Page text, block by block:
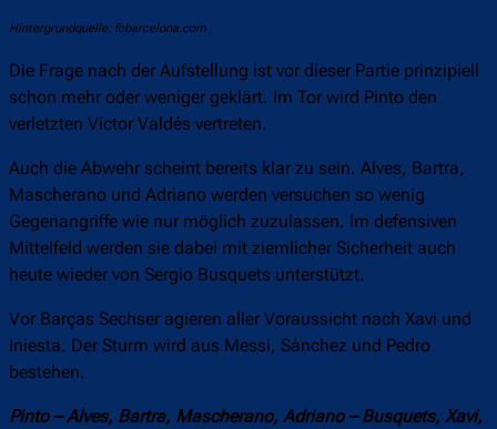
Hintergrundquelle: fcbarcelona.com
Die Frage nach der Aufstellung ist vor dieser Partie prinzipiell
schon mehr oder weniger geklärt. Im Tor wird Pinto den
verletzten Víctor Valdés vertreten.
Auch die Abwehr scheint bereits klar zu sein. Alves, Bartra,
Mascherano und Adriano werden versuchen so wenig
Gegenangriffe wie nur möglich zuzulassen. Im defensiven
Mittelfeld werden sie dabei mit ziemlicher Sicherheit auch
heute wieder von Sergio Busquets unterstützt.
Vor Barças Sechser agieren aller Voraussicht nach Xavi und
Iniesta. Der Sturm wird aus Messi, Sánchez und Pedro
bestehen.
Pinto – Alves, Bartra, Mascherano, Adriano – Busquets, Xavi,